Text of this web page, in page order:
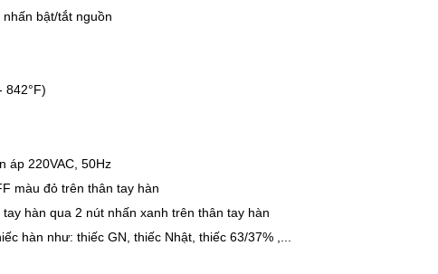
bật/tắt nguồn
842°F)
áp 220VAC, 50Hz
màu đỏ trên thân tay hàn
hàn qua 2 nút nhấn xanh trên thân tay hàn
hàn như: thiếc GN, thiếc Nhật, thiếc 63/37% ,...